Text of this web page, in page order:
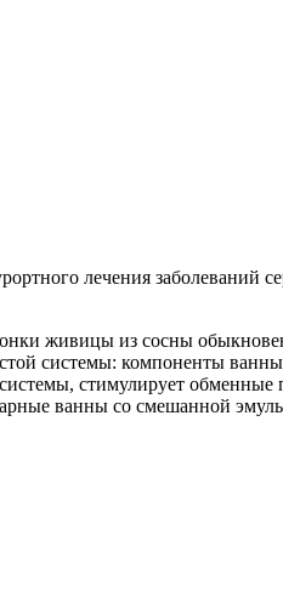
лечения заболеваний
живицы из сосны
системы: компоненты
стимулирует обменные
ванны со смешанной